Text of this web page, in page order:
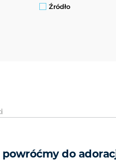
Źródło
powróćmy do